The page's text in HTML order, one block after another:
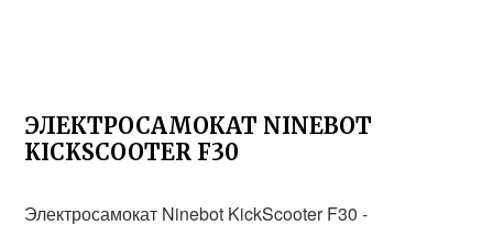
ЭЛЕКТРОСАМОКАТ NINEBOT
KICKSCOOTER F30
Электросамокат Ninebot KickScooter F30 -